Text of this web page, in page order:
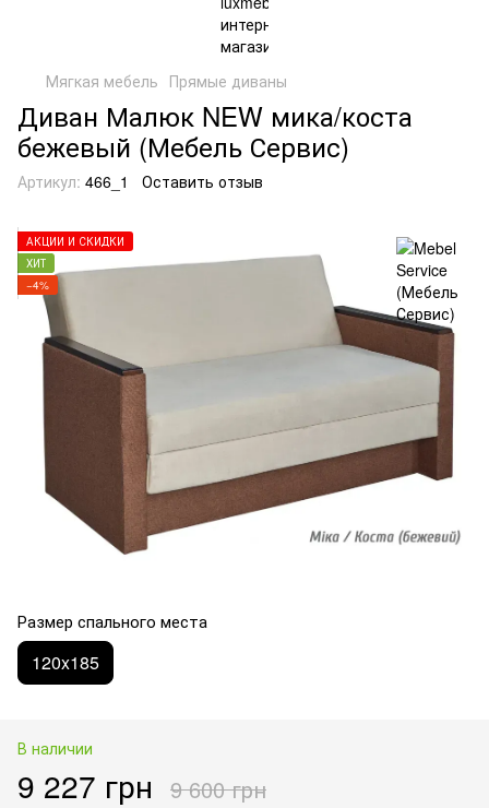
Мягкая мебель Прямые диваны
Диван Малюк NEW мика/коста
бежевый (Мебель Сервис)
Артикул: 466_1 Оставить отзыв
АКЦИИ И СКИДКИ
ХИТ
−4%
Размер спального места
120x185
В наличии
9 227 грн 9 600 грн